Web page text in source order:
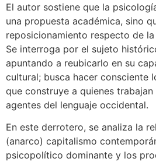
El autor sostiene que la
una propuesta académica, sino
reposicionamiento respecto de
Se interroga por el sujeto
apuntando a reubicarlo en su
cultural; busca hacer consciente
que construye a quienes
agentes del lenguaje occidental.
En este derrotero, se analiza la
(anarco) capitalismo
psicopolítico dominante y los